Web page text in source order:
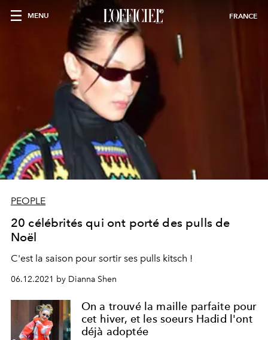
MENU FRANCE
PEOPLE
20 célébrités qui ont porté des pulls de
Noël
C'est la saison pour sortir ses pulls kitsch !
06.12.2021 by Dianna Shen
On a trouvé la maille parfaite pour
cet hiver, et les soeurs Hadid l'ont
déjà adoptée